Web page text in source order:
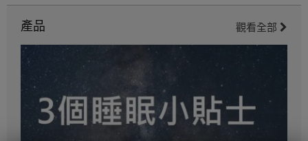
產品 觀看全部